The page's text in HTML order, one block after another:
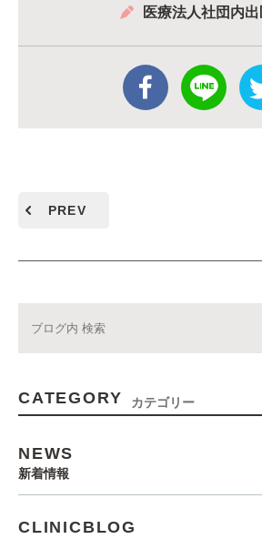
医療法人社団内
PREV
CATEGORY カテゴリー
NEWS
新着情報
CLINICBLOG